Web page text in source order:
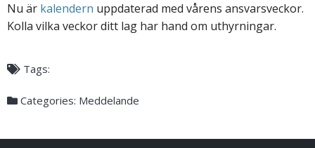
Nu är kalendern uppdaterad med vårens ansvarsveckor.
Kolla vilka veckor ditt lag har hand om uthyrningar.
Tags:
Categories: Meddelande